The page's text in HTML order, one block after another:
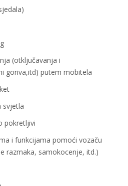
(otključavanja i
goriva,itd) putem mobitela
svjetla
pokretljivi
i funkcijama pomoći vozaču
razmaka, samokocenje, itd.)